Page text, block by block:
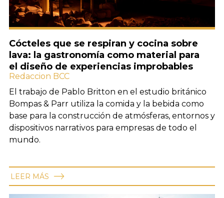
Cócteles que se respiran y cocina sobre
lava: la gastronomía como material para
el diseño de experiencias improbables
Redaccion BCC
El trabajo de Pablo Britton en el estudio británico
Bompas & Parr utiliza la comida y la bebida como
base para la construcción de atmósferas, entornos y
dispositivos narrativos para empresas de todo el
mundo.
LEER MÁS